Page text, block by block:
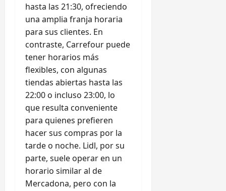
hasta las 21:30, ofreciendo
una amplia franja horaria
para sus clientes. En
contraste, Carrefour puede
tener horarios más
flexibles, con algunas
tiendas abiertas hasta las
22:00 o incluso 23:00, lo
que resulta conveniente
para quienes prefieren
hacer sus compras por la
tarde o noche. Lidl, por su
parte, suele operar en un
horario similar al de
Mercadona, pero con la